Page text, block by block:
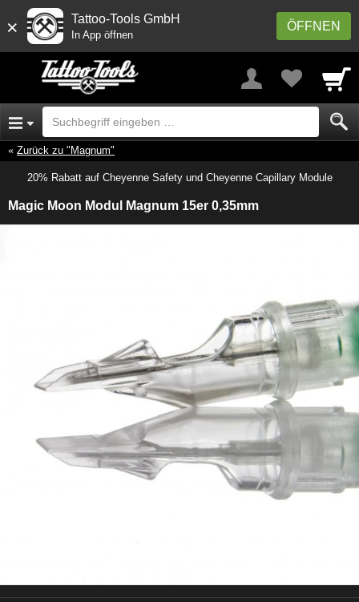
× ÖFFNEN
Tattoo-Tools GmbH
In App öffnen
Zurück zu "Magnum"
20% Rabatt auf Cheyenne Safety und Cheyenne Capillary Module
Magic Moon Modul Magnum 15er 0,35mm